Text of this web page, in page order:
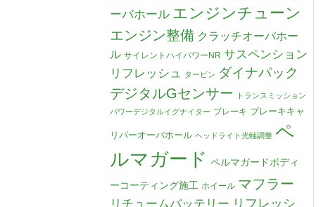
ーバホール エンジンチューン
エンジン整備 クラッチオーバホー
ル サイレントハイパワーNR サスペンション
リフレッシュ
タービン ダイナパック
デジタルGセンサー
トランスミッション
パワーデジタルイグナイター ブレーキ ブレーキキャ
リパーオーバホール ヘッドライト光軸調整 ペ
ルマガード ペルマガードボディ
ーコーティング施工 ホイール マフラー
リチュームバッテリー リフレッシ